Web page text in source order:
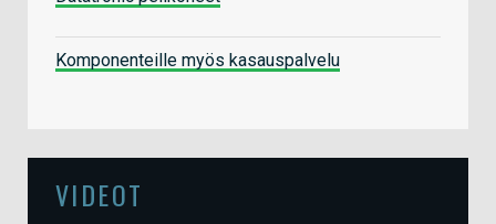
Komponenteille myös kasauspalvelu
VIDEOT